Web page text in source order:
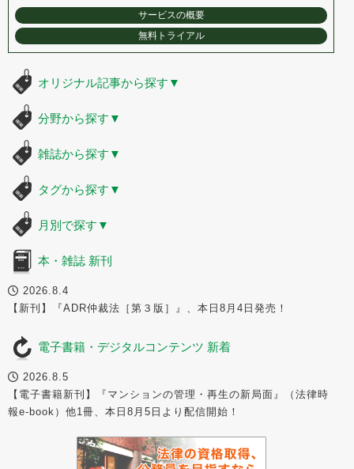
サービスの概要
無料トライアル
オリジナル記事から探す ▼
分野から探す ▼
雑誌から探す ▼
タグから探す ▼
月別で探す ▼
本・雑誌 新刊
2026.8.4
【新刊】『ADR仲裁法［第３版］』、本日8月4日発売！
電子書籍・デジタルコンテンツ 新着
2026.8.5
【電子書籍新刊】『マンションの管理・再生の新局面』（法律時
報e-book）他1冊、本日8月5日より配信開始！